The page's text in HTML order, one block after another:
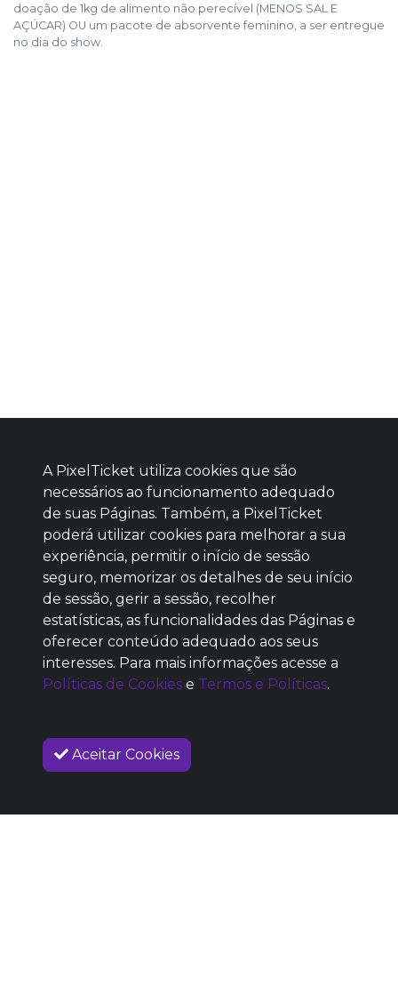
doação de 1kg de alimento não perecível (MENOS SAL E
AÇÚCAR) OU um pacote de absorvente feminino, a ser entregue
no dia do show.
Baixe agora nosso app
SEM REPUTAÇÃO
DEFINIDA
A PixelTicket utiliza cookies que são
necessários ao funcionamento adequado
de suas Páginas. Também, a PixelTicket
poderá utilizar cookies para melhorar a sua
experiência, permitir o início de sessão
seguro, memorizar os detalhes de seu início
de sessão, gerir a sessão, recolher
estatísticas, as funcionalidades das Páginas e
oferecer conteúdo adequado aos seus
interesses. Para mais informações acesse a
Políticas de Cookies e Termos e Políticas.
Aceitar Cookies